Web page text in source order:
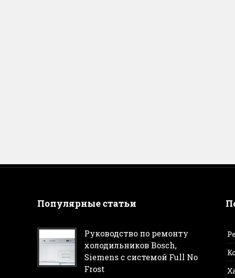
Популярные статьи
Руководство по ремонту
холодильников Bosch,
Siemens с системой Full No
Frost